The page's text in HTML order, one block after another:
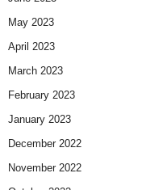
May 2023
April 2023
March 2023
February 2023
January 2023
December 2022
November 2022